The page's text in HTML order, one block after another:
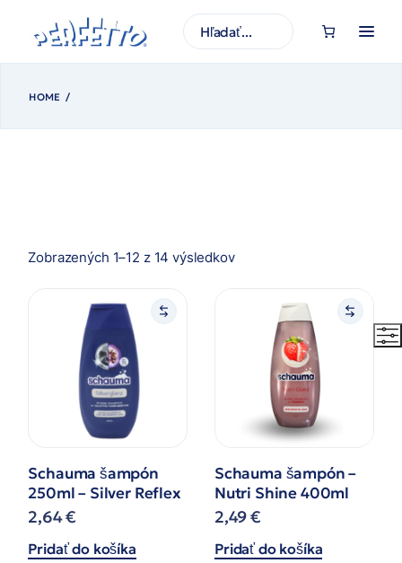
obsah
H
ľ
d
HOME
Zobrazených 1–12 z 14 výsledkovZoradené
podľa
Schauma šampón
250ml – Silver Reflex
2,64€
Pridať do košíka
Schauma šampón –
Nutri Shine 400ml
2,49€
Pridať do košíka